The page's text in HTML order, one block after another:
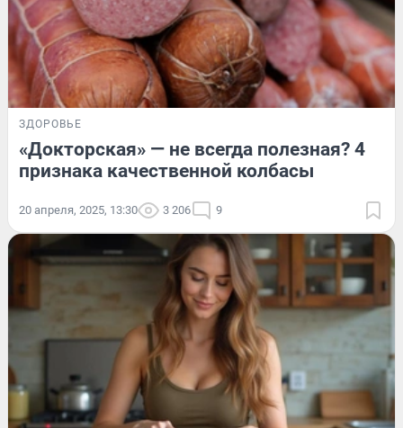
ЗДОРОВЬЕ
«Докторская» — не всегда полезная? 4
признака качественной колбасы
20 апреля, 2025, 13:30 3 206 9